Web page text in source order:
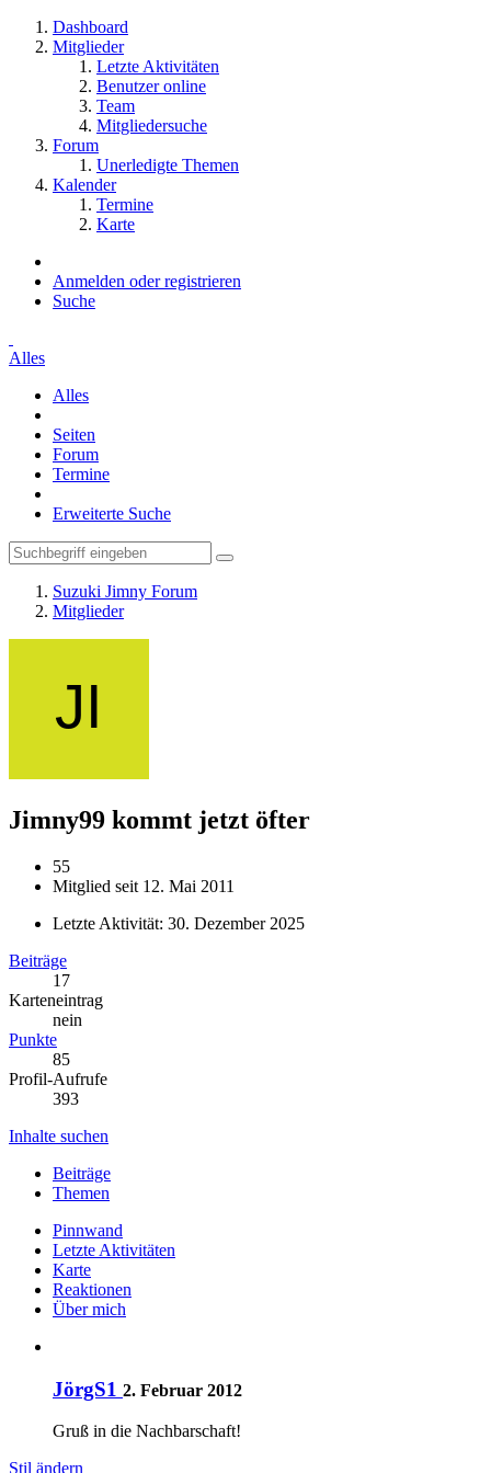
Dashboard
Mitglieder
Letzte Aktivitäten
Benutzer online
Team
Mitgliedersuche
Forum
Unerledigte Themen
Kalender
Termine
Karte
Anmelden oder registrieren
Suche
Alles
Alles
Seiten
Forum
Termine
Erweiterte Suche
Suzuki Jimny Forum
Mitglieder
Jimny99 kommt jetzt öfter
55
Mitglied seit 12. Mai 2011
Letzte Aktivität: 30. Dezember 2025
Beiträge
17
Karteneintrag
nein
Punkte
85
Profil-Aufrufe
393
Inhalte suchen
Beiträge
Themen
Pinnwand
Letzte Aktivitäten
Karte
Reaktionen
Über mich
JörgS1 2. Februar 2012
Gruß in die Nachbarschaft!
Stil ändern